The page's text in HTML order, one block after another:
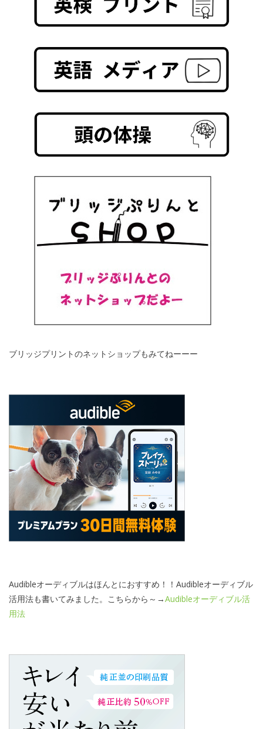
ブリッジプリントのネットショップもみてねーーー
Audibleオーディブルはほんとにおすすめ！！Audibleオーディブル
活用法も書いてみました。こちらから～→Audibleオーディブル活
用法